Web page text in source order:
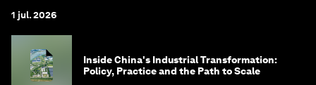
1 jul. 2026
Inside China's Industrial Transformation:
Policy, Practice and the Path to Scale